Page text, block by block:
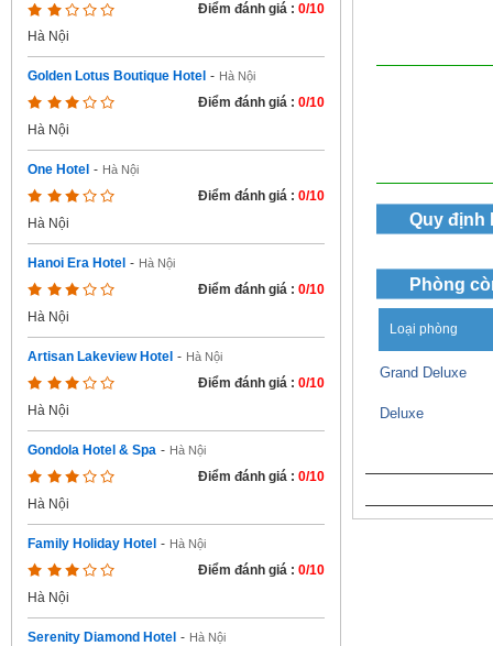
Điểm đánh giá : 0/10
Hà Nội
Golden Lotus Boutique Hotel - Hà Nội
Điểm đánh giá : 0/10
Hà Nội
One Hotel - Hà Nội
Điểm đánh giá : 0/10
Hà Nội
Hanoi Era Hotel - Hà Nội
Điểm đánh giá : 0/10
Hà Nội
Artisan Lakeview Hotel - Hà Nội
Điểm đánh giá : 0/10
Hà Nội
Gondola Hotel & Spa - Hà Nội
Điểm đánh giá : 0/10
Hà Nội
Family Holiday Hotel - Hà Nội
Điểm đánh giá : 0/10
Hà Nội
Serenity Diamond Hotel - Hà Nội
Quy định
Phòng
Loại phòng
Grand Deluxe
Deluxe